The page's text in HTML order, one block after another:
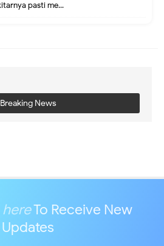
pasti me...
Breaking News
hereTo Receive New
Updates